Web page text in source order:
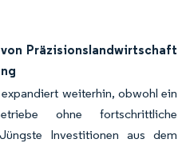
Präzisionslandwirtschaft
weiterhin, obwohl ein
ohne fortschrittliche
Investitionen aus dem